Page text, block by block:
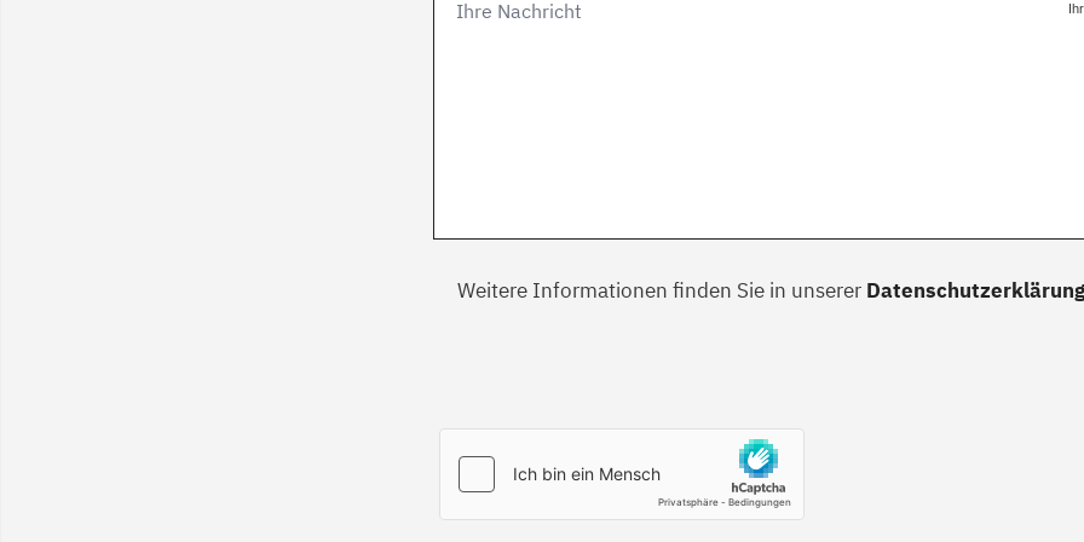
Weitere Informationen finden Sie in unserer Datenschutzerklärung